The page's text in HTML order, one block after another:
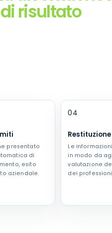
risultato
presentato
di
esito
aziendale.
04
Le
in modo da
valutazione
dei